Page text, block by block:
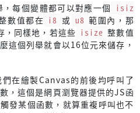
{
= Block::NoCell;
.getElementById( "game-of-
{
/
WIDTH;
每個變體都可以對應一個 isiz
數值都在 i8 或 u8 範圍內，那
，同樣地，若這些 isize 整數值
這個列舉就會以16位元來儲存，
在繪製Canvas的前後均呼叫了
，這個是網頁瀏覽器提供的JS函
發某個函數，就算重複呼叫也不